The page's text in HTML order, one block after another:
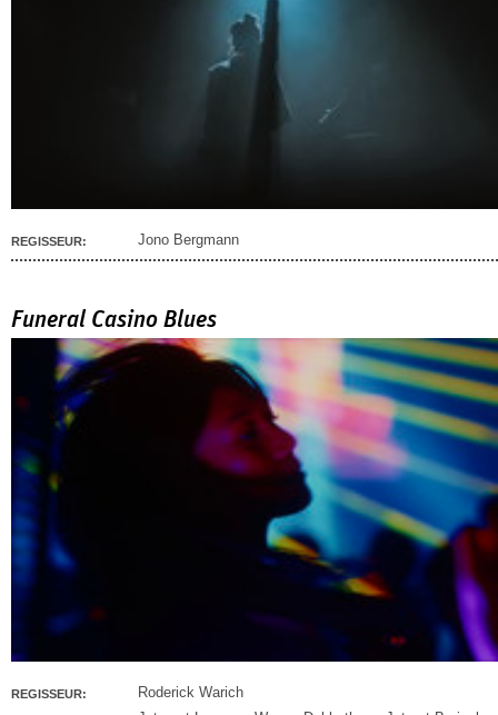
REGISSEUR: Jono Bergmann
Funeral Casino Blues
REGISSEUR: Roderick Warich